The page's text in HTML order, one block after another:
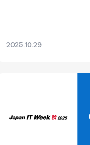
2025.10.29